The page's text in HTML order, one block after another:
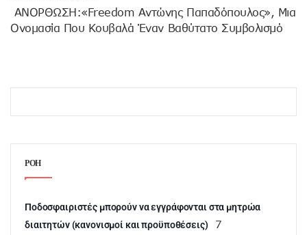
ANOΡΘΩΣΗ:«Freedom Αντώνης Παπαδόπουλος», Μια
Ονομασία Που Κουβαλά Έναν Βαθύτατο Συμβολισμό
ΡΟΗ
Ποδοσφαιριστές μπορούν να εγγράφονται στα μητρώα
διαιτητών (κανονισμοί και προϋποθέσεις)
7